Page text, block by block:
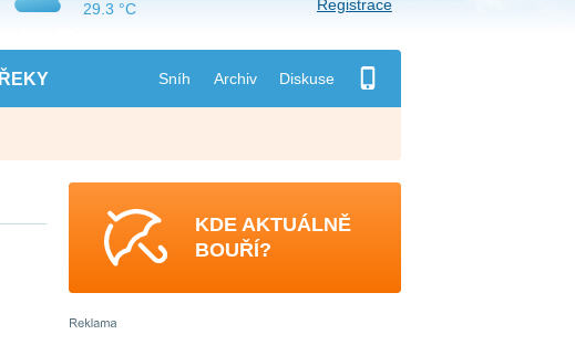
ŘEKY Sníh Archiv Diskuse
Registrace
29.3 °C
KDE AKTUÁLNĚ
BOUŘÍ?